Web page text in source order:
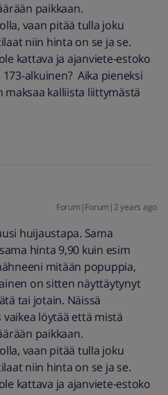
paikkaan.
vaan pitää tulla joku
niin hinta on se ja se.
kattava ja ajanviete-estoko
alkuinen? Aika pieneksi
maksaa kalliista liittymästä
Forum|Forum|2 years ago
huijaustapa. Sama
hinta 9,90 kuin esim
mitään popuppia,
on sitten näyttäytynyt
tai jotain. Näissä
löytää että mistä
paikkaan.
vaan pitää tulla joku
niin hinta on se ja se.
kattava ja ajanviete-estoko